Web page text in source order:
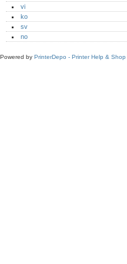
vi
ko
sv
no
Powered by PrinterDepo - Printer Help & Shop